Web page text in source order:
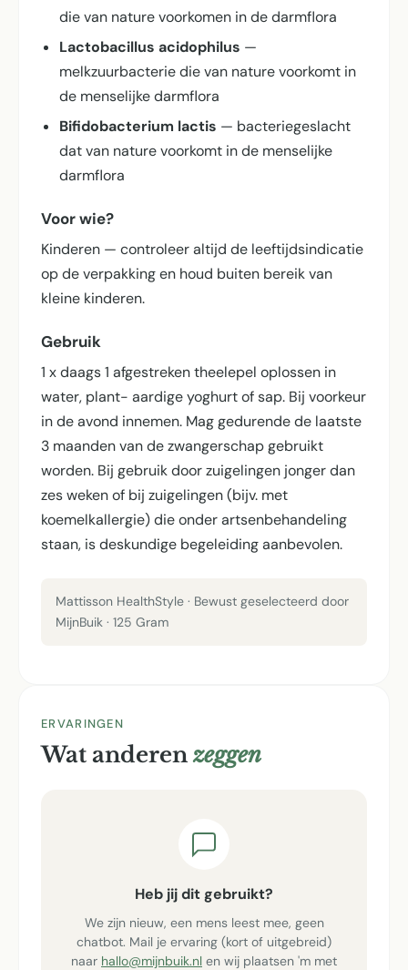
die van nature voorkomen in de darmflora
Lactobacillus acidophilus —
melkzuurbacterie die van nature voorkomt in
de menselijke darmflora
Bifidobacterium lactis — bacteriegeslacht
dat van nature voorkomt in de menselijke
darmflora
Voor wie?
Kinderen — controleer altijd de leeftijdsindicatie
op de verpakking en houd buiten bereik van
kleine kinderen.
Gebruik
1 x daags 1 afgestreken theelepel oplossen in
water, plant- aardige yoghurt of sap. Bij voorkeur
in de avond innemen. Mag gedurende de laatste
3 maanden van de zwangerschap gebruikt
worden. Bij gebruik door zuigelingen jonger dan
zes weken of bij zuigelingen (bijv. met
koemelkallergie) die onder artsenbehandeling
staan, is deskundige begeleiding aanbevolen.
Mattisson HealthStyle · Bewust geselecteerd door
MijnBuik · 125 Gram
ERVARINGEN
Wat anderenzeggen
Heb jij dit gebruikt?
We zijn nieuw, een mens leest mee, geen
chatbot. Mail je ervaring (kort of uitgebreid)
naar hallo@mijnbuik.nl en wij plaatsen 'm met